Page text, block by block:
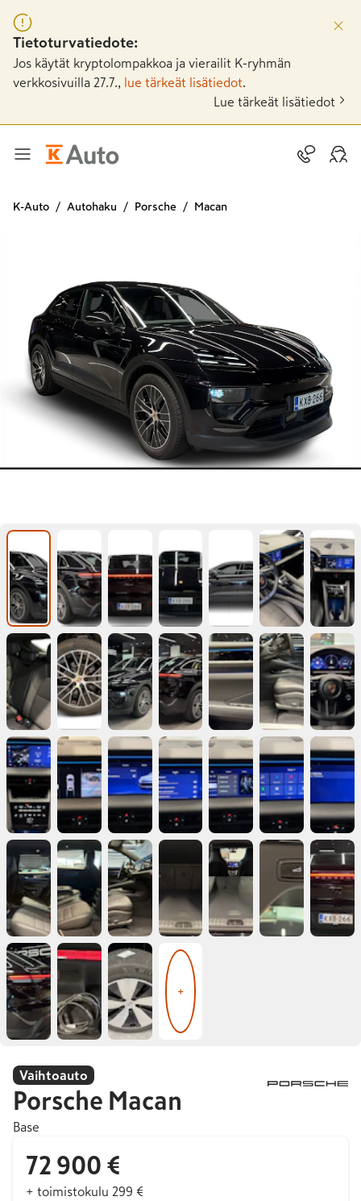
Tietoturvatiedote:
Jos käytät kryptolompakkoa ja vierailit K-ryhmän
verkkosivuilla 27.7.,
lue tärkeät lisätiedot
Lue tärkeät lisätiedot
K-Auto Autohaku Porsche Macan
+
Vaihtoauto
Porsche Macan
Base
72 900 €
+ toimistokulu 299 €